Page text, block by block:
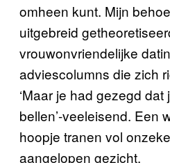
omheen kunt. Mijn
uitgebreid
vrouwonvriendelijke
adviescolumns die zich
‘Maar je had gezegd
bellen’-veeleisend. Een
hoopje tranen vol
aangelopen gezicht.